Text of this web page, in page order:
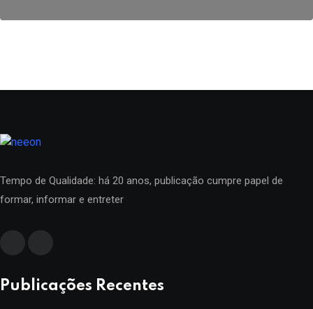
Tempo de Qualidade: há 20 anos, publicação cumpre papel de
formar, informar e entreter
Publicações Recentes